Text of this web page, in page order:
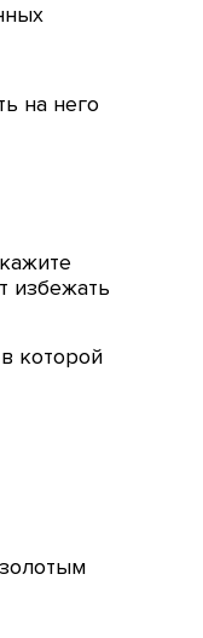
на него
избежать
которой